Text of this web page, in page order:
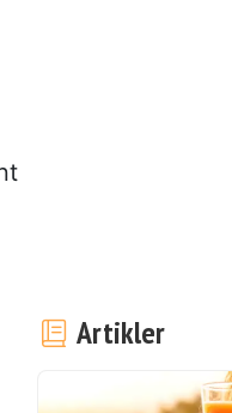
Artikler